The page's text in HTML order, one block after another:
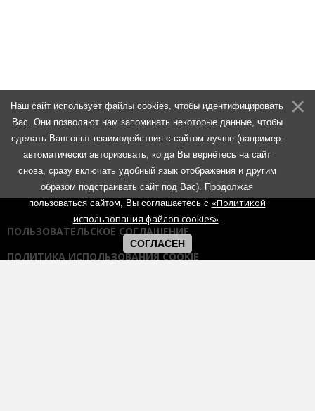
ПОЛЬЗОВАТЕЛЬСКОЕ СОГЛАШЕНИЕ
ПОЛИТИКА ИСПОЛЬЗОВАНИЯ COOKIE
Наш сайт использует файлы cookies, чтобы идентифицировать
Вас. Они позволяют нам запоминать некоторые данные, чтобы
сделать Ваш опыт взаимодействия с сайтом лучше (например:
автоматически авторизовать, когда Вы вернётесь на сайт
снова, сразу включать удобный язык отображения и другим
образом подстраивать сайт под Вас). Продолжая
пользоваться сайтом, Вы соглашаетесь с «Политикой
использования файлов cookies».
СОГЛАСЕН